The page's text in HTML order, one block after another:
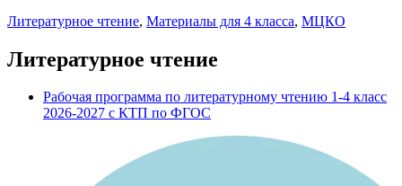
Литературное чтение, Материалы для 4 класса, МЦКО
Литературное чтение
Рабочая программа по литературному чтению 1-4 класс
2026-2027 с КТП по ФГОС